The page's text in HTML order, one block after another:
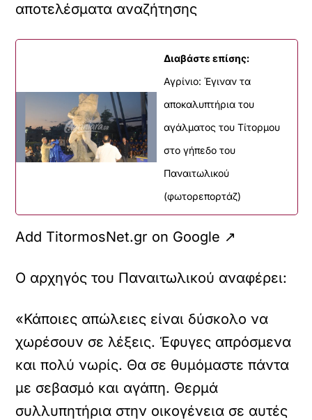
αποτελέσματα αναζήτησης
Διαβάστε επίσης:
Αγρίνιο: Έγιναν τα
αποκαλυπτήρια του
αγάλματος του Τίτορμου
στο γήπεδο του
Παναιτωλικού
(φωτορεπορτάζ)
Add TitormosNet.gr on Google ↗
Ο αρχηγός του Παναιτωλικού αναφέρει:
«Κάποιες απώλειες είναι δύσκολο να
χωρέσουν σε λέξεις. Έφυγες απρόσμενα
και πολύ νωρίς. Θα σε θυμόμαστε πάντα
με σεβασμό και αγάπη. Θερμά
συλλυπητήρια στην οικογένεια σε αυτές